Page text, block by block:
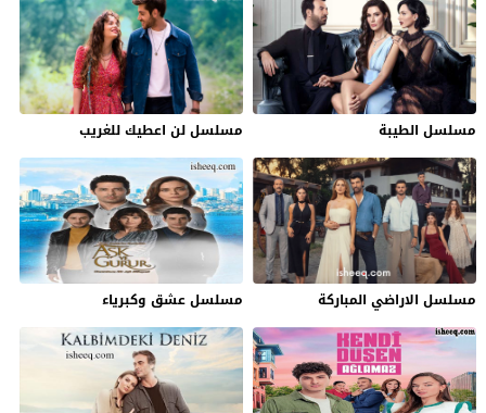
مسلسل الطيبة مسلسل لن اعطيك للغريب
مسلسل الاراضي المباركة مسلسل عشق وكبرياء